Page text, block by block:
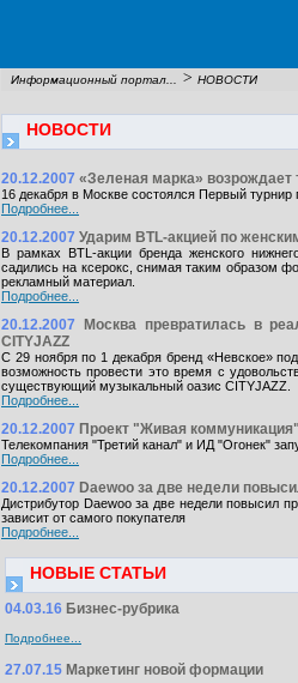
Информационный портал... > НОВОСТИ
НОВОСТИ
20.12.2007 «Зеленая марка»
16 декабря в Москве состоялся Первый турнир
Подробнее...
20.12.2007 Ударим BTL-акцией по
В рамках BTL-акции бренда женского
садились на ксерокс, снимая таким образом
рекламный материал.
Подробнее...
20.12.2007
Москва превратилась в
CITYJAZZ
С 29 ноября по 1 декабря бренд «Невское»
возможность провести это время с
существующий музыкальный оазис CITYJAZZ.
Подробнее...
20.12.2007 Проект "Живая
Телекомпания "Третий канал" и ИД "Огонек"
Подробнее...
20.12.2007 Daewoo за две недели
Дистрибутор Daewoo за две недели повысил
зависит от самого покупателя
Подробнее...
НОВЫЕ СТАТЬИ
04.03.16 Бизнес-рубрика
Подробнее...
27.07.15 Маркетинг новой формации